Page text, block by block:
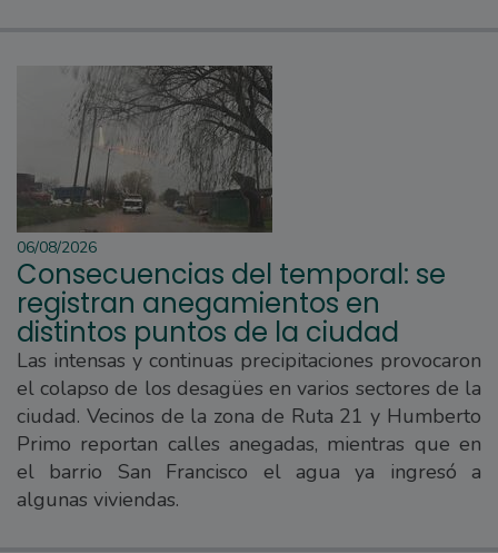
06/08/2026
Consecuencias del temporal: se
registran anegamientos en
distintos puntos de la ciudad
Las intensas y continuas precipitaciones provocaron
el colapso de los desagües en varios sectores de la
ciudad. Vecinos de la zona de Ruta 21 y Humberto
Primo reportan calles anegadas, mientras que en
el barrio San Francisco el agua ya ingresó a
algunas viviendas.